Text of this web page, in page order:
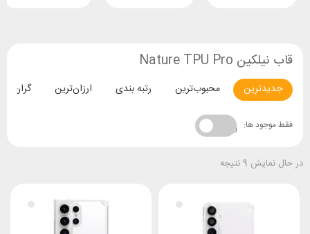
قاب نیلکین Nature TPU Pro
جدیدترین محبوب‌ترین رتبه بندی ارزان‌ترین
فقط موجود ها:
در حال نمایش 9 نتیجه